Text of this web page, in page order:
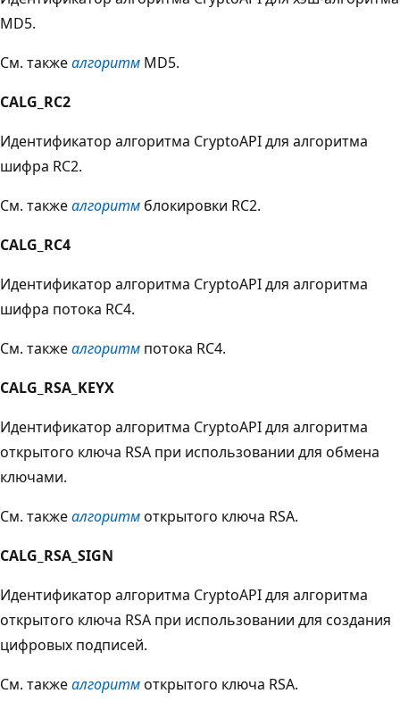
MD5.
См. такжеалгоритм MD5.
CALG_RC2
Идентификатор алгоритма CryptoAPI для алгоритма
шифра RC2.
См. такжеалгоритм блокировки RC2.
CALG_RC4
Идентификатор алгоритма CryptoAPI для алгоритма
шифра потока RC4.
См. такжеалгоритм потока RC4.
CALG_RSA_KEYX
Идентификатор алгоритма CryptoAPI для алгоритма
открытого ключа RSA при использовании для обмена
ключами.
См. такжеалгоритмоткрытого ключа RSA.
CALG_RSA_SIGN
Идентификатор алгоритма CryptoAPI для алгоритма
открытого ключа RSA при использовании для создания
цифровых подписей.
См. такжеалгоритмоткрытого ключа RSA.